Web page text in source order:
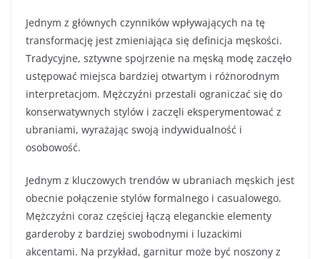
Jednym z głównych czynników wpływających na tę
transformację jest zmieniająca się definicja męskości.
Tradycyjne, sztywne spojrzenie na męską modę zaczęło
ustępować miejsca bardziej otwartym i różnorodnym
interpretacjom. Mężczyźni przestali ograniczać się do
konserwatywnych stylów i zaczęli eksperymentować z
ubraniami, wyrażając swoją indywidualność i
osobowość.
Jednym z kluczowych trendów w ubraniach męskich jest
obecnie połączenie stylów formalnego i casualowego.
Mężczyźni coraz częściej łączą eleganckie elementy
garderoby z bardziej swobodnymi i luzackimi
akcentami. Na przykład, garnitur może być noszony z